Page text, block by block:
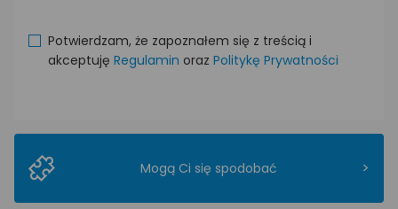
Potwierdzam, że zapoznałem się z treścią i
akceptuję Regulamin oraz Politykę Prywatności
Mogą Ci się spodobać >